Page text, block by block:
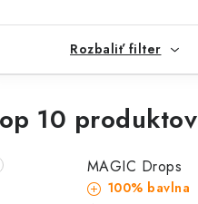
Rozbaliť filter
10 produktov
MAGIC Drops
100% bavlna